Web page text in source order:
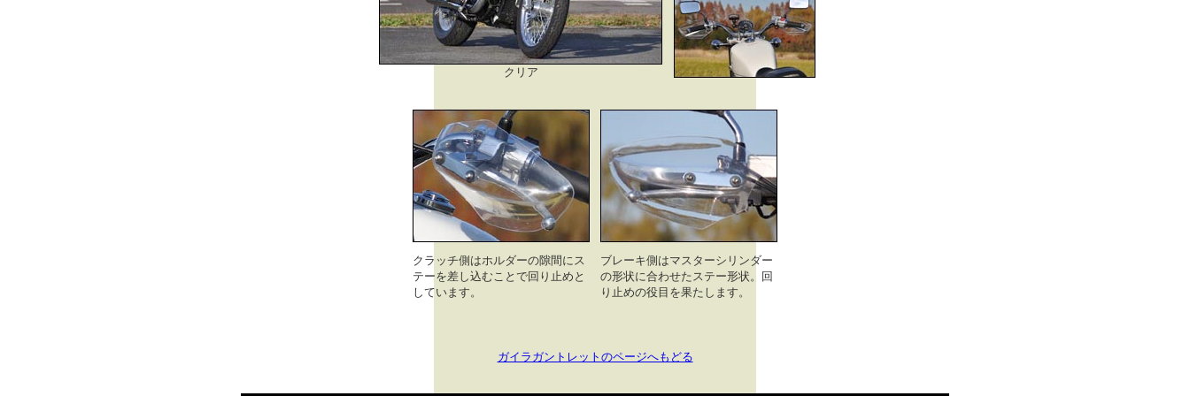
クリア
クラッチ側はホルダーの隙間にス
テーを差し込むことで回り止めと
しています。
ブレーキ側はマスターシリンダー
の形状に合わせたステー形状。回
り止めの役目を果たします。
ガイラガントレットのページへもどる